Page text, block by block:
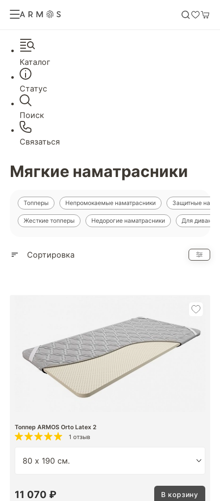
Каталог
Статус
Поиск
Связаться
Мягкие наматрасники
Топперы Непромокаемые наматрасники Защитные
Жесткие топперы Недорогие наматрасники Для дивана
Сортировка
Топпер ARMOS Orto Latex 2
1 отзыв
11 070 ₽ В корзину